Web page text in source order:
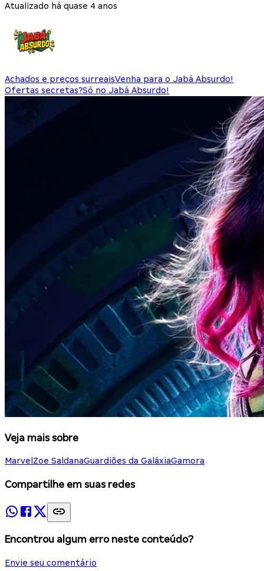
Atualizado há quase 4 anos
Achados e preços surreaisVenha para o Jabá Absurdo!
Ofertas secretas?Só no Jabá Absurdo!
Veja mais sobre
Marvel Zoe SaldanaGuardiões da GaláxiaGamora
Compartilhe em suas redes
Encontrou algum erro neste conteúdo?
Envie seu comentário